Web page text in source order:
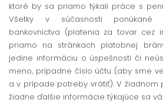
ktoré by sa priamo týkali práce s
Všetky v súčasnosti ponúkané
bankovníctva (platenia za tovar cez
priamo na stránkach platobnej
jedine informáciu o úspešnosti či
meno, prípadne číslo účtu (aby sme
a v prípade potreby vrátiť). V žiadnom
žiadne ďalšie informácie týkajúce sa